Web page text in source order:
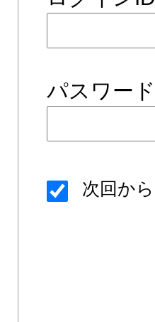
パスワー
次回か